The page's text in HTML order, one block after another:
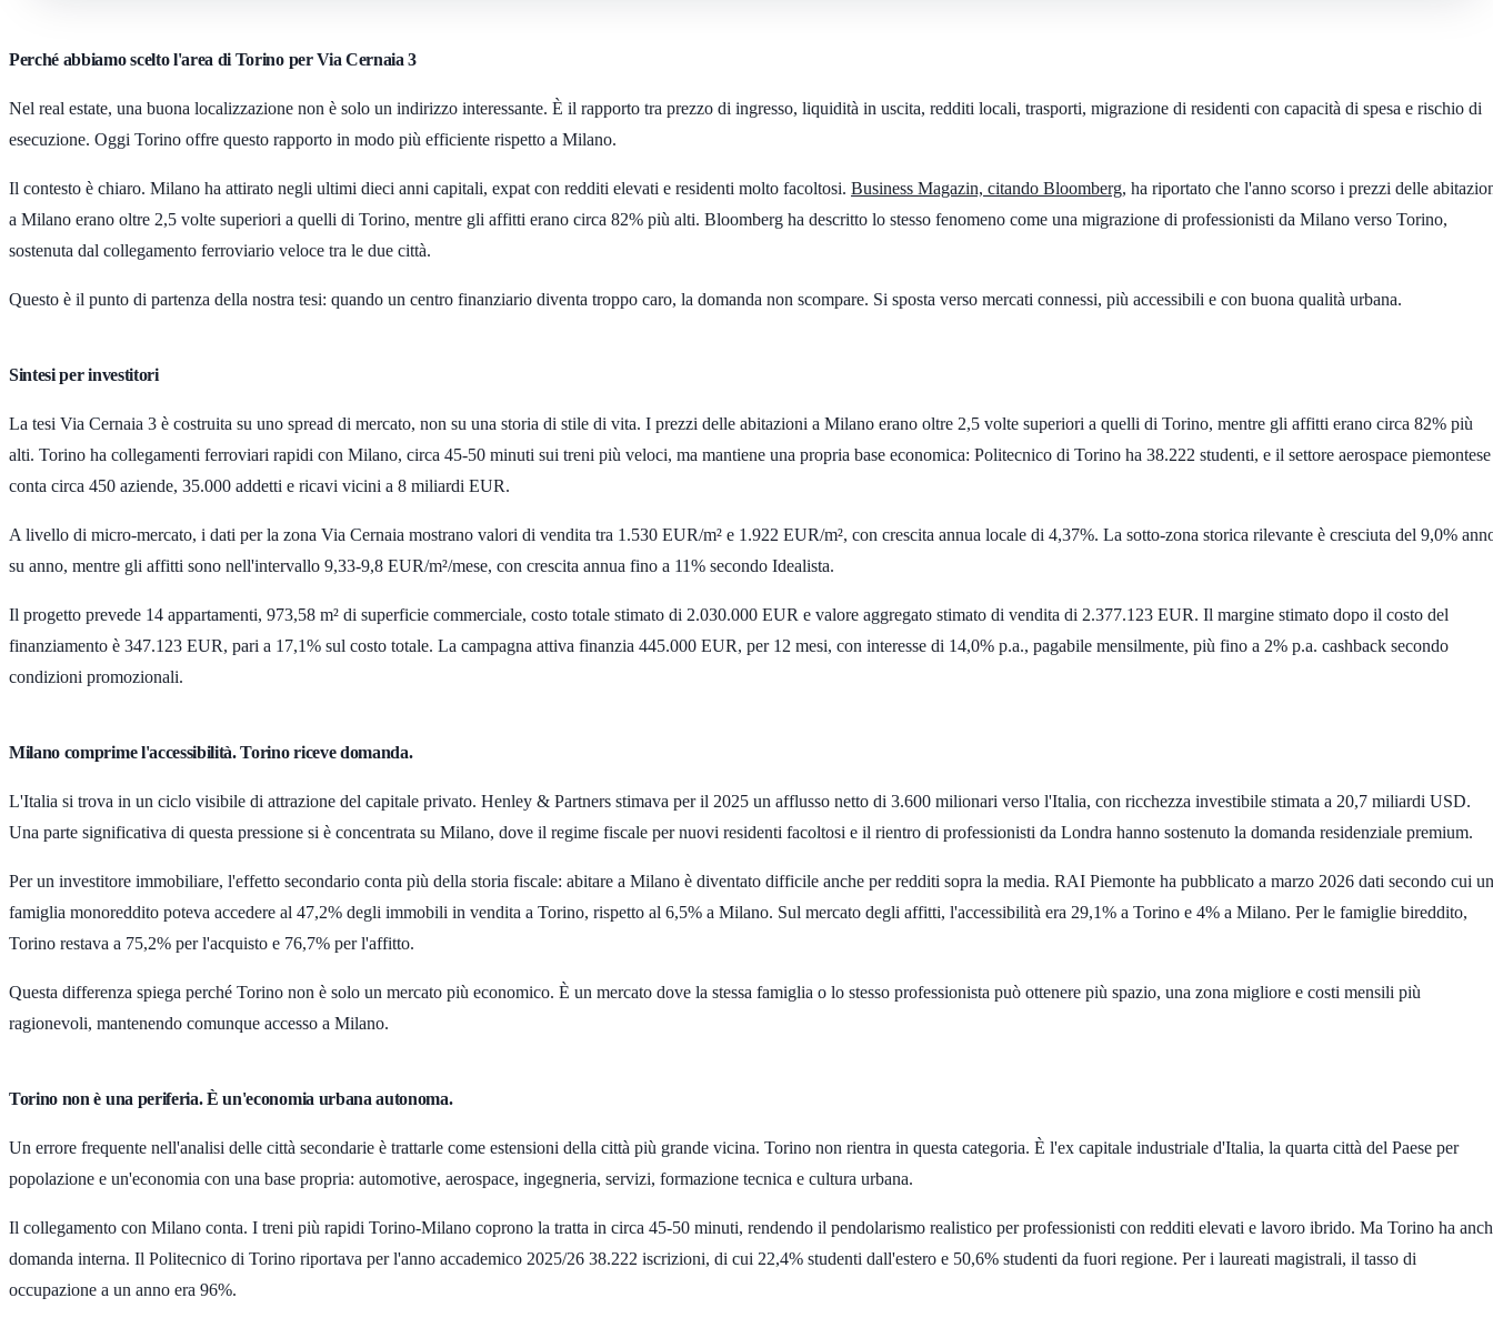
Perché abbiamo scelto l'area di Torino per Via Cernaia 3
Nel real estate, una buona localizzazione non è solo un indirizzo interessante. È il rapporto tra prezzo di ingresso, liquidità in uscita, redditi locali, trasporti, migrazione di residenti con capacità di spesa e rischio di
esecuzione. Oggi Torino offre questo rapporto in modo più efficiente rispetto a Milano.
Il contesto è chiaro. Milano ha attirato negli ultimi dieci anni capitali, expat con redditi elevati e residenti molto facoltosi. Business Magazin, citando Bloomberg, ha riportato che l'anno scorso i prezzi delle
a Milano erano oltre 2,5 volte superiori a quelli di Torino, mentre gli affitti erano circa 82% più alti. Bloomberg ha descritto lo stesso fenomeno come una migrazione di professionisti da Milano verso Torino,
sostenuta dal collegamento ferroviario veloce tra le due città.
Questo è il punto di partenza della nostra tesi: quando un centro finanziario diventa troppo caro, la domanda non scompare. Si sposta verso mercati connessi, più accessibili e con buona qualità urbana.
Sintesi per investitori
La tesi Via Cernaia 3 è costruita su uno spread di mercato, non su una storia di stile di vita. I prezzi delle abitazioni a Milano erano oltre 2,5 volte superiori a quelli di Torino, mentre gli affitti erano circa 82% più
alti. Torino ha collegamenti ferroviari rapidi con Milano, circa 45-50 minuti sui treni più veloci, ma mantiene una propria base economica: Politecnico di Torino ha 38.222 studenti, e il settore aerospace piemontese
conta circa 450 aziende, 35.000 addetti e ricavi vicini a 8 miliardi EUR.
A livello di micro-mercato, i dati per la zona Via Cernaia mostrano valori di vendita tra 1.530 EUR/m² e 1.922 EUR/m², con crescita annua locale di 4,37%. La sotto-zona storica rilevante è cresciuta del 9,0%
su anno, mentre gli affitti sono nell'intervallo 9,33-9,8 EUR/m²/mese, con crescita annua fino a 11% secondo Idealista.
Il progetto prevede 14 appartamenti, 973,58 m² di superficie commerciale, costo totale stimato di 2.030.000 EUR e valore aggregato stimato di vendita di 2.377.123 EUR. Il margine stimato dopo il costo del
finanziamento è 347.123 EUR, pari a 17,1% sul costo totale. La campagna attiva finanzia 445.000 EUR, per 12 mesi, con interesse di 14,0% p.a., pagabile mensilmente, più fino a 2% p.a. cashback secondo
condizioni promozionali.
Milano comprime l'accessibilità. Torino riceve domanda.
L'Italia si trova in un ciclo visibile di attrazione del capitale privato. Henley & Partners stimava per il 2025 un afflusso netto di 3.600 milionari verso l'Italia, con ricchezza investibile stimata a 20,7 miliardi USD.
Una parte significativa di questa pressione si è concentrata su Milano, dove il regime fiscale per nuovi residenti facoltosi e il rientro di professionisti da Londra hanno sostenuto la domanda residenziale premium.
Per un investitore immobiliare, l'effetto secondario conta più della storia fiscale: abitare a Milano è diventato difficile anche per redditi sopra la media. RAI Piemonte ha pubblicato a marzo 2026 dati secondo cui
famiglia monoreddito poteva accedere al 47,2% degli immobili in vendita a Torino, rispetto al 6,5% a Milano. Sul mercato degli affitti, l'accessibilità era 29,1% a Torino e 4% a Milano. Per le famiglie bireddito,
Torino restava a 75,2% per l'acquisto e 76,7% per l'affitto.
Questa differenza spiega perché Torino non è solo un mercato più economico. È un mercato dove la stessa famiglia o lo stesso professionista può ottenere più spazio, una zona migliore e costi mensili più
ragionevoli, mantenendo comunque accesso a Milano.
Torino non è una periferia. È un'economia urbana autonoma.
Un errore frequente nell'analisi delle città secondarie è trattarle come estensioni della città più grande vicina. Torino non rientra in questa categoria. È l'ex capitale industriale d'Italia, la quarta città del Paese per
popolazione e un'economia con una base propria: automotive, aerospace, ingegneria, servizi, formazione tecnica e cultura urbana.
Il collegamento con Milano conta. I treni più rapidi Torino-Milano coprono la tratta in circa 45-50 minuti, rendendo il pendolarismo realistico per professionisti con redditi elevati e lavoro ibrido. Ma Torino ha
domanda interna. Il Politecnico di Torino riportava per l'anno accademico 2025/26 38.222 iscrizioni, di cui 22,4% studenti dall'estero e 50,6% studenti da fuori regione. Per i laureati magistrali, il tasso di
occupazione a un anno era 96%.